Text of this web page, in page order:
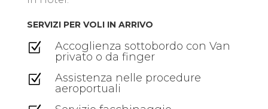
SERVIZI PER VOLI IN ARRIVO
Z
Accoglienza sottobordo con Van
privato o da finger
Z
Assistenza nelle procedure
aeroportuali